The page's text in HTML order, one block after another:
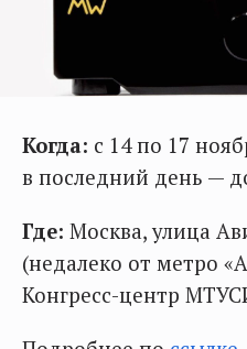
Когда: с 14 по 17
в последний день —
Где: Москва, улица
(недалеко от метро
Конгресс-центр